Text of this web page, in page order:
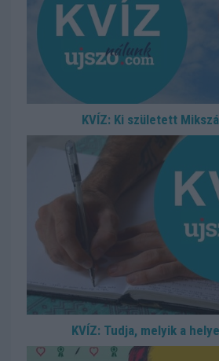
KVÍZ: Ki született
KVÍZ: Tudja, melyik a